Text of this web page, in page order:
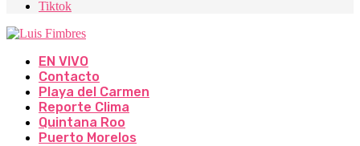
Tiktok
EN VIVO
Contacto
Playa del Carmen
Reporte Clima
Quintana Roo
Puerto Morelos